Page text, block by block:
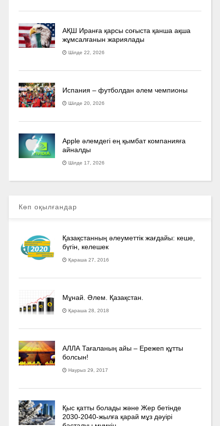
АҚШ Иранға қарсы соғыста қанша ақша
жұмсалғанын жариялады
Шілде 22, 2026
Испания – футболдан әлем чемпионы
Шілде 20, 2026
Apple әлемдегі ең қымбат компанияға
айналды
Шілде 17, 2026
Көп оқылғандар
Қазақстанның әлеуметтік жағдайы: кеше,
бүгін, келешек
Қараша 27, 2016
Мұнай. Әлем. Қазақстан.
Қараша 28, 2018
АЛЛА Тағаланың айы – Ережеп құтты
болсын!
Наурыз 29, 2017
Қыс қатты болады және Жер бетінде
2030-2040­-жылға қарай мұз дәуірі